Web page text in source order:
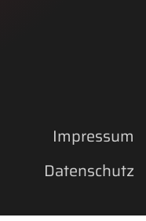
Impressum
Datenschutz